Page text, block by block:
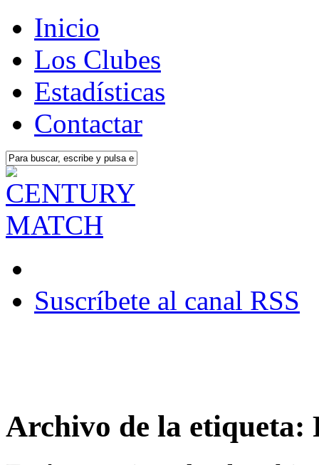
Inicio
Los Clubes
Estadísticas
Contactar
Suscríbete al canal RSS
Archivo de la etiqueta: